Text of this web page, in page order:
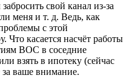
свой канал из-за
меня и т. д. Ведь, как
с этой
Что касается насчёт работы
ВОС в соседние
взять в ипотеку (сейчас
ваше внимание.